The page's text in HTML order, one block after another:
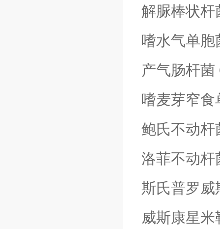
解脲棒状杆
嗜水气单胞
产气肠杆菌
嗜麦芽窄食
鲍氏不动杆
洛菲不动杆
斯氏普罗威
威斯康星米